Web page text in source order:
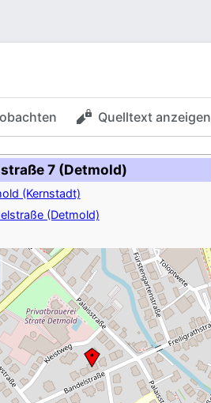
Quelltext anzeigen
7 (Detmold)
(Kernstadt)
(Detmold)